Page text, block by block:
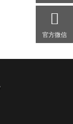
官方微信